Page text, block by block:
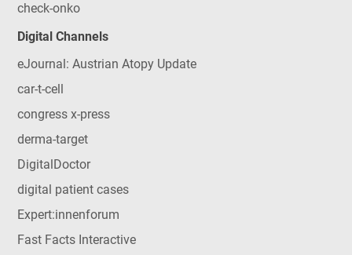
check-onko
Digital Channels
eJournal: Austrian Atopy Update
car-t-cell
congress x-press
derma-target
DigitalDoctor
digital patient cases
Expert:innenforum
Fast Facts Interactive